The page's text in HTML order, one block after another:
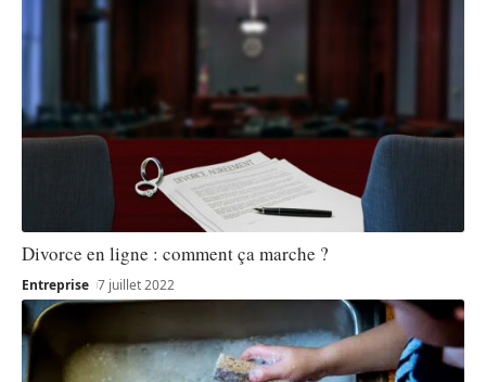
Divorce en ligne : comment ça marche ?
Entreprise 7 juillet 2022